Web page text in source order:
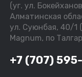
(уг. ул.
Алматинская
ул. Суюнбая, 40/1
Magnum, по
+7 (707)